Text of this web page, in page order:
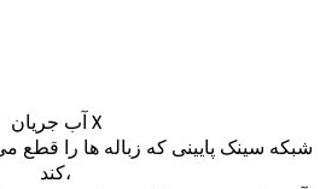
آب جریان X
شبکه سینک پایینی که زباله ها را
کند،